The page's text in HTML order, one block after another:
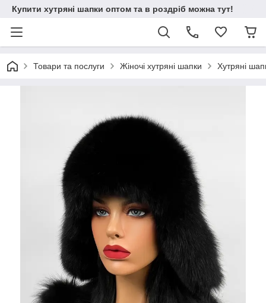
Купити хутряні шапки оптом та в роздріб можна тут!
Товари та послуги Жіночі хутряні шапки Хутряні